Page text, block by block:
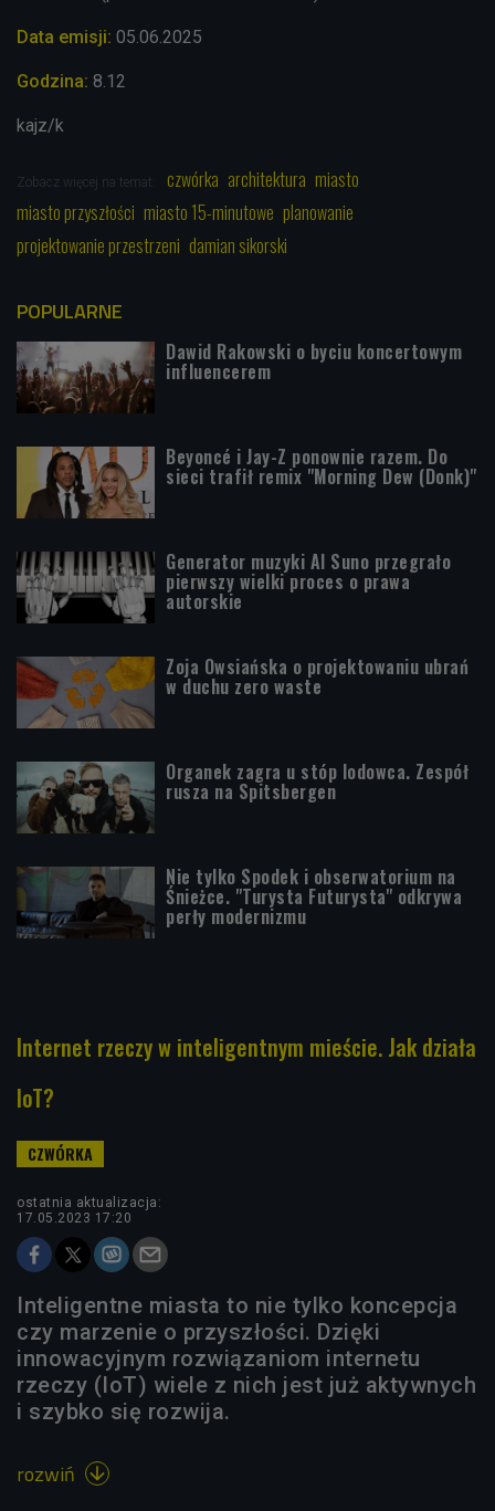
Data emisji: 05.06 .2025
Godzina: 8.12
kajz/k
Zobacz więcej na temat: czwórka architektura miasto
miasto przyszłości miasto 15-minutowe planowanie
projektowanie przestrzeni damian sikorski
POPULARNE
Dawid Rakowski o byciu koncertowym
influencerem
Beyoncé i Jay-Z ponownie razem. Do
sieci trafił remix "Morning Dew (Donk)"
Generator muzyki AI Suno przegrało
pierwszy wielki proces o prawa
autorskie
Zoja Owsiańska o projektowaniu ubrań
w duchu zero waste
Organek zagra u stóp lodowca. Zespół
rusza na Spitsbergen
Nie tylko Spodek i obserwatorium na
Śnieżce. "Turysta Futurysta" odkrywa
perły modernizmu
Internet rzeczy w inteligentnym mieście. Jak działa
IoT?
ostatnia aktualizacja:
17.05.2023 17:20
Inteligentne miasta to nie tylko koncepcja
czy marzenie o przyszłości. Dzięki
innowacyjnym rozwiązaniom internetu
rzeczy (IoT) wiele z nich jest już aktywnych
i szybko się rozwija.
rozwiń 